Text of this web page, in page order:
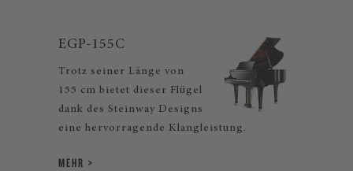
EGP-155C
Trotz seiner Länge von
155 cm bietet dieser Flügel
dank des Steinway Designs
eine hervorragende Klangleistung.
MEHR